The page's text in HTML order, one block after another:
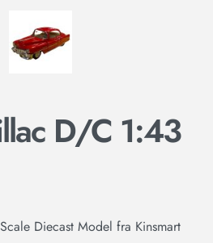
D/C 1:43
Diecast Model fra Kinsmart